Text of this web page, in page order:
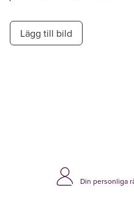
Lägg till bild
Din personliga